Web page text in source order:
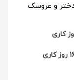
و عروسک